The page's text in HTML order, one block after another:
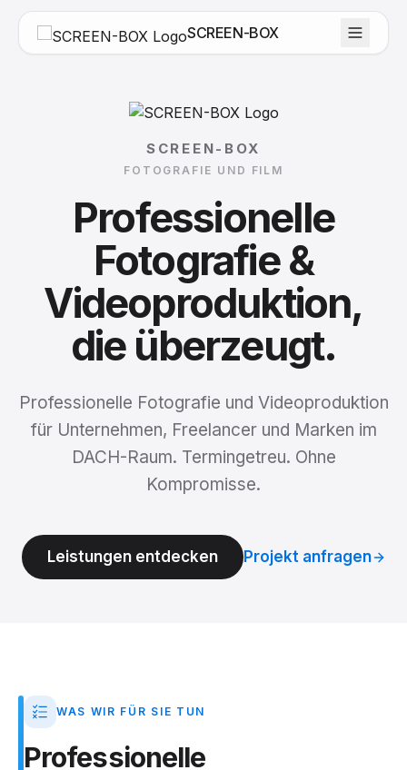
SCREEN-BOX
SCREEN-BOX
FOTOGRAFIE UND FILM
Professionelle
Fotografie &
Videoproduktion,
die überzeugt.
Professionelle Fotografie und Videoproduktion
für Unternehmen, Freelancer und Marken im
DACH-Raum. Termingetreu. Ohne
Kompromisse.
Leistungen entdecken Projekt anfragen
WAS WIR FÜR SIE TUN
Professionelle